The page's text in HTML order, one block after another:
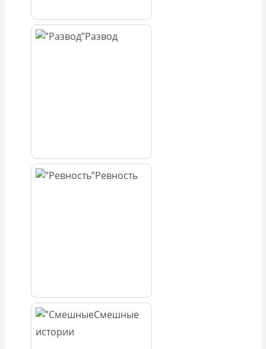
Развод
Ревность
Смешные
истории